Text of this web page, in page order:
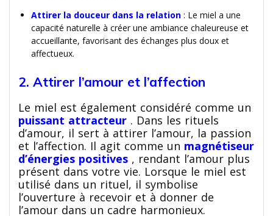
Attirer la douceur dans la relation : Le miel a une
capacité naturelle à créer une ambiance chaleureuse et
accueillante, favorisant des échanges plus doux et
affectueux.
2. Attirer l’amour et l’affection
Le miel est également considéré comme un
puissant attracteur . Dans les rituels
d’amour, il sert à attirer l’amour, la passion
et l’affection. Il agit comme un magnétiseur
d’énergies positives , rendant l’amour plus
présent dans votre vie. Lorsque le miel est
utilisé dans un rituel, il symbolise
l’ouverture à recevoir et à donner de
l’amour dans un cadre harmonieux.